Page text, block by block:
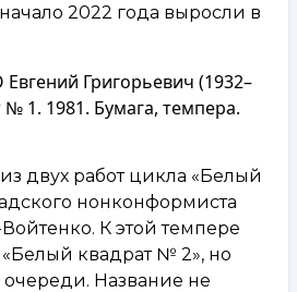
2022 года выросли в
Григорьевич (1932–
1. 1981. Бумага, темпера.
двух работ цикла «Белый
нонконформиста
К этой темпере
квадрат № 2», но
Название не